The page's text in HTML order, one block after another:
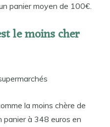
panier moyen de 100€.
le moins cher
la moins chère de
panier à 348 euros en